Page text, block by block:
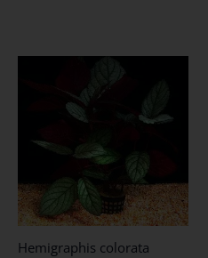
Hemigraphis colorata